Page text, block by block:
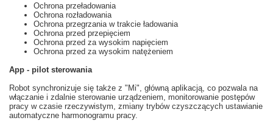
Ochrona przeładowania
Ochrona rozładowania
Ochrona przegrzania w trakcie ładowania
Ochrona przed przepięciem
Ochrona przed za wysokim napięciem
Ochrona przed za wysokim natężeniem
App - pilot sterowania
Robot synchronizuje się także z " Mi", główną aplikacją , co pozwala na
włączanie i zdalnie sterowanie urządzeniem , monitorowanie postępów
pracy w czasie rzeczywistym zmiany trybów czyszczących ustawianie
automatyczne harmonogramu pracy.